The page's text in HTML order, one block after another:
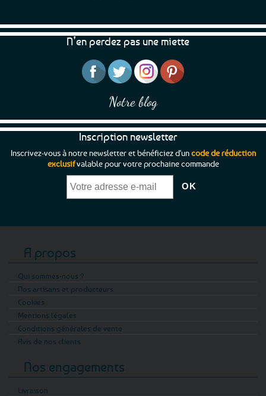
N’en perdez pas une miette
Notre blog
Inscription newsletter
Inscrivez-vous à notre newsletter et bénéficiez d'uncode de réduction
exclusifvalable pour votre prochaine commande
A propos
Qui sommes-nous ?
Nos artisans et producteurs
Cookies
Mentions légales
Conditions générales de vente
Avis de nos clients
Nos engagements
Livraison